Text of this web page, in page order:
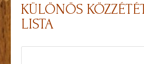
KÜLÖNÖS
LISTA